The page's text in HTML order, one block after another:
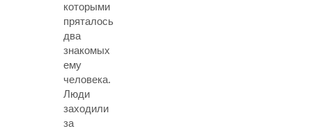
которыми
пряталось
два
знакомых
ему
человека.
Люди
заходили
за